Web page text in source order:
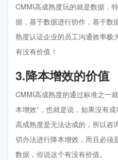
CMMI高成熟度玩的就是数据，
据，基于数据进行协作，基于数
熟度认证企业的员工沟通效率极
有没有价值！
3.降本增效的价值
CMMI高成熟度的通过标准之一
本增效”，也就是说，如果没有
高成熟度是无法达成的，所以咨
切办法进行降本增效，而且必须
数据，你说这个有没有价值。